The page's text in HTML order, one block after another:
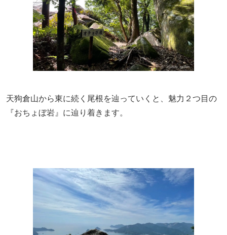
天狗倉山から東に続く尾根を辿っていくと、魅力２つ目の
『おちょぼ岩』に辿り着きます。